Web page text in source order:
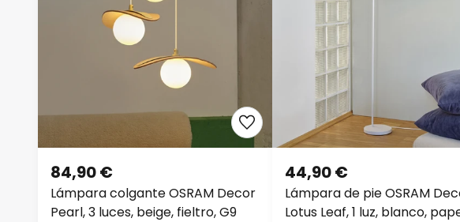
Lámpara colgante OSRAM Decor
Pearl, 3 luces, beige, fieltro, G9
84,90 €
Lámpara de pie OSRAM
Lotus Leaf, 1 luz, blanco,
44,90 €